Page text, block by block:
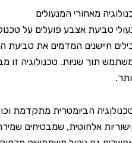
מאחורי המנעולים
אצבע פועלים על
חיישנים המדמים את טביעת
שניות. טכנולוגיה זו
הביומטרית מתקדמת וכוללת
אלחוטית, שמבטיחים שמירה